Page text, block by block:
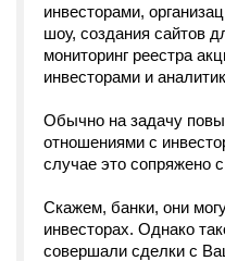
инвесторами,
шоу, создания сайтов
мониторинг реестра
инвесторами и
Обычно на задачу
отношениями с
случае это сопряжено
Скажем, банки, они
инвесторах. Однако
совершали сделки с